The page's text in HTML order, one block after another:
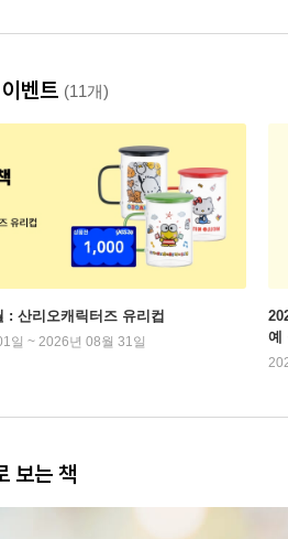
벤트 (11개)
: 산리오캐릭터즈 유리컵
일 ~ 2026년 08월 31일
예
보는 책